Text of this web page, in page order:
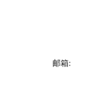
邮箱: